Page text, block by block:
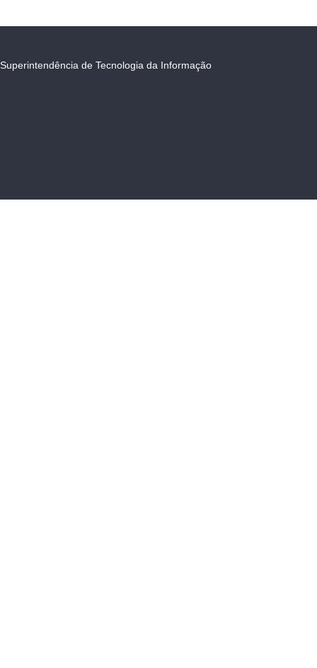
Superintendência de Tecnologia da Informação